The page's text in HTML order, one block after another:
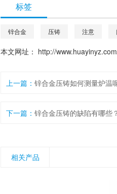
标签
锌合金 压铸 注意
本文网址： http://
上一篇： 锌合金压铸如何测量炉温
下一篇： 锌合金压铸的缺陷有哪些
相关产品